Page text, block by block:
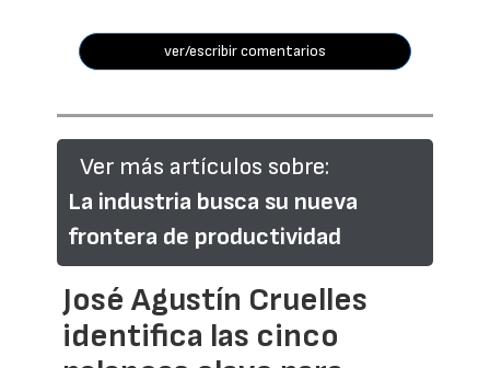
ver/escribir comentarios
Ver más artículos sobre:
La industria busca su nueva
frontera de productividad
José Agustín Cruelles
identifica las cinco